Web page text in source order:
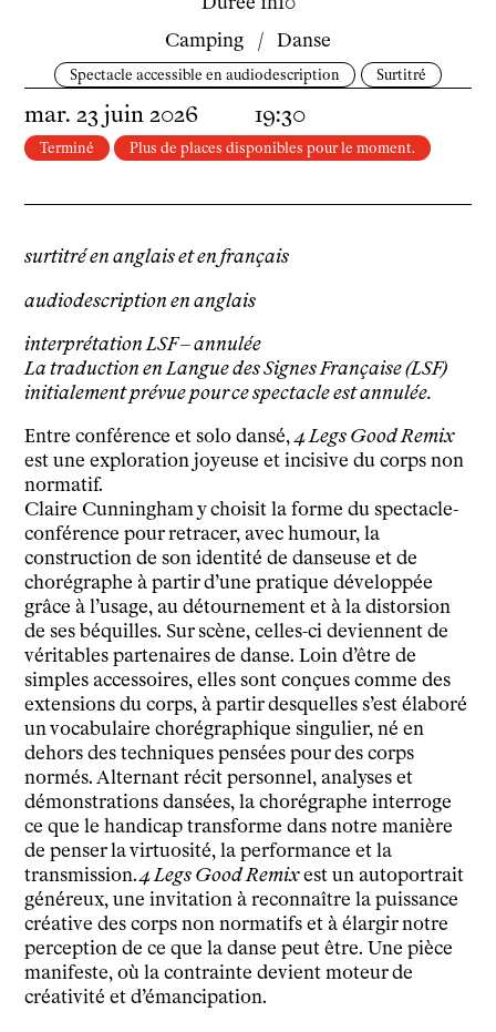
Camping
/ Danse
Spectacle accessible en audiodescription Surtitré
mar. 23 juin 2026 19:30
Terminé Plus de places disponibles pour le moment.
surtitré en anglais et en français
audiodescription en anglais
interprétation LSF – annulée
La traduction en Langue des Signes Française (LSF)
initialement prévue pour ce spectacle est annulée.
Entre conférence et solo dansé,4 Legs Good Remix
est une exploration joyeuse et incisive du corps non
normatif.
Claire Cunningham y choisit la forme du spectacle-
conférence pour retracer, avec humour, la
construction de son identité de danseuse et de
chorégraphe à partir d’une pratique développée
grâce à l’usage, au détournement et à la distorsion
de ses béquilles. Sur scène, celles-ci deviennent de
véritables partenaires de danse. Loin d’être de
simples accessoires, elles sont conçues comme des
extensions du corps, à partir desquelles s’est élaboré
un vocabulaire chorégraphique singulier, né en
dehors des techniques pensées pour des corps
normés. Alternant récit personnel, analyses et
démonstrations dansées, la chorégraphe interroge
ce que le handicap transforme dans notre manière
de penser la virtuosité, la performance et la
transmission.4 Legs Good Remixest un autoportrait
généreux, une invitation à reconnaître la puissance
créative des corps non normatifs et à élargir notre
perception de ce que la danse peut être. Une pièce
manifeste, où la contrainte devient moteur de
créativité et d’émancipation.
Insertion professionnelle
Soutenir l'école
Partenaires
Infos pratiques
Horaires et contacts
Tarifs, cartes et pass
Bar / La Petite Sœur
Ressources
Programmes de salle
Vidéos
Documents
Podcasts
Ressources pédagogiques
Espace production
Actualités
Newsletter